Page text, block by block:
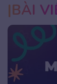
BÀI